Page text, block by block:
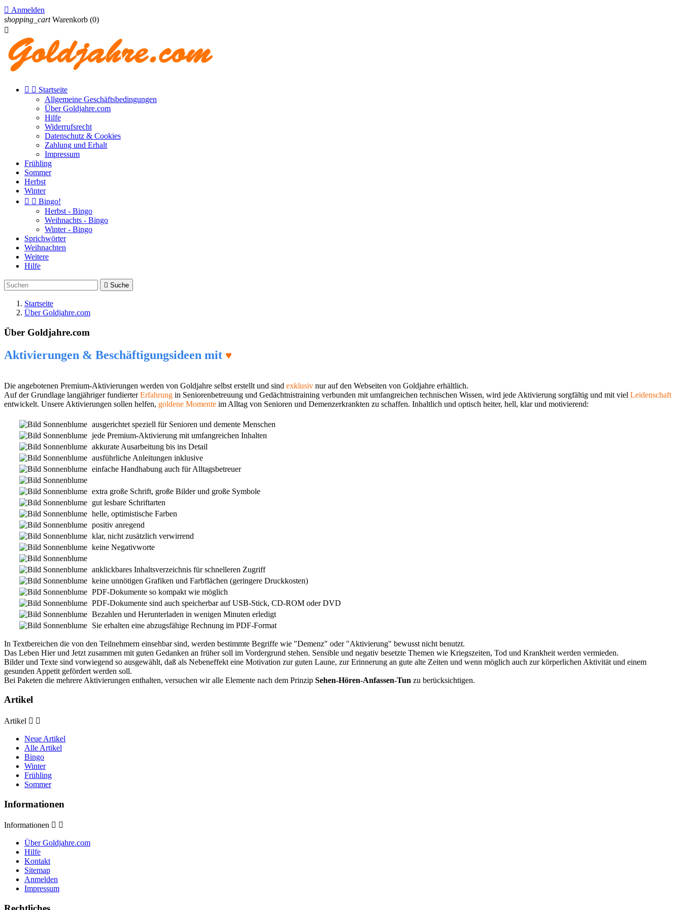
 Anmelden
shopping_cart Warenkorb (0)

  Startseite
Allgemeine Geschäftsbedingungen
Über Goldjahre.com
Hilfe
Widerrufsrecht
Datenschutz & Cookies
Zahlung und Erhalt
Impressum
Frühling
Sommer
Herbst
Winter
  Bingo!
Herbst - Bingo
Weihnachts - Bingo
Winter - Bingo
Sprichwörter
Weihnachten
Weitere
Hilfe
 Suche
Startseite
Über Goldjahre.com
Über Goldjahre.com
Aktivierungen & Beschäftigungsideen mit ♥
Die angebotenen Premium-Aktivierungen werden von Goldjahre selbst erstellt und sind exklusiv nur auf den Webseiten von Goldjahre erhältlich.
Auf der Grundlage langjähriger fundierterErfahrung in Seniorenbetreuung und Gedächtnistraining verbunden mit umfangreichen technischen Wissen, wird jede Aktivierung sorgfältig und mit viel Leidenschaft
entwickelt. Unsere Aktivierungen sollen helfen, goldene Momente im Alltag von Senioren und Demenzerkrankten zu schaffen. Inhaltlich und optisch heiter, hell, klar und motivierend:
ausgerichtet speziell für Senioren und demente Menschen
jede Premium-Aktivierung mit umfangreichen Inhalten
akkurate Ausarbeitung bis ins Detail
ausführliche Anleitungen inklusive
einfache Handhabung auch für Alltagsbetreuer
extra große Schrift, große Bilder und große Symbole
gut lesbare Schriftarten
helle, optimistische Farben
positiv anregend
klar, nicht zusätzlich verwirrend
keine Negativworte
anklickbares Inhaltsverzeichnis für schnelleren Zugriff
keine unnötigen Grafiken und Farbflächen (geringere Druckkosten)
PDF-Dokumente so kompakt wie möglich
PDF-Dokumente sind auch speicherbar auf USB-Stick, CD-ROM oder DVD
Bezahlen und Herunterladen in wenigen Minuten erledigt
Sie erhalten eine abzugsfähige Rechnung im PDF-Format
In Textbereichen die von den Teilnehmern einsehbar sind, werden bestimmte Begriffe wie "Demenz" oder "Aktivierung" bewusst nicht benutzt.
Das Leben Hier und Jetzt zusammen mit guten Gedanken an früher soll im Vordergrund stehen. Sensible und negativ besetzte Themen wie Kriegszeiten, Tod und Krankheit werden vermieden.
Bilder und Texte sind vorwiegend so ausgewählt, daß als Nebeneffekt eine Motivation zur guten Laune, zur Erinnerung an gute alte Zeiten und wenn möglich auch zur körperlichen Aktivität und einem
gesunden Appetit gefördert werden soll.
Bei Paketen die mehrere Aktivierungen enthalten, versuchen wir alle Elemente nach dem Prinzip Sehen-Hören-Anfassen-Tun zu berücksichtigen.
Artikel
Artikel  
Neue Artikel
Alle Artikel
Bingo
Winter
Frühling
Sommer
Informationen
Informationen  
Über Goldjahre.com
Hilfe
Kontakt
Sitemap
Anmelden
Impressum